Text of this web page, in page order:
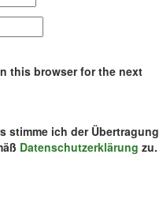
this browser for the next
stimme ich der Übertragung
Datenschutzerklärung zu.